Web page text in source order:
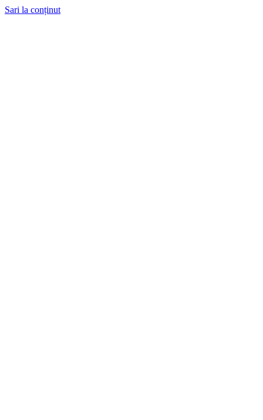
Sari la conținut